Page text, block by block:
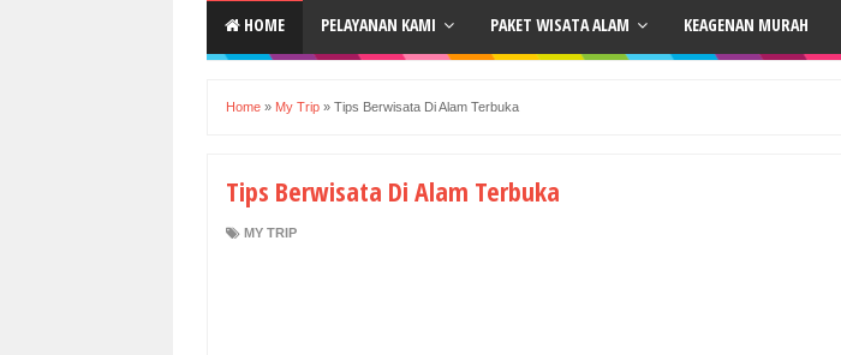
HOME PELAYANAN KAMI PAKET WISATA ALAM KEAGENAN MURAH
Home » My Trip » Tips Berwisata Di Alam Terbuka
Tips Berwisata Di Alam Terbuka
MY TRIP